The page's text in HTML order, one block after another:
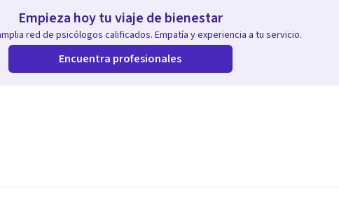
Empieza hoy tu viaje de bienestar
red de psicólogos calificados. Empatía y experiencia a tu servicio.
Encuentra profesionales